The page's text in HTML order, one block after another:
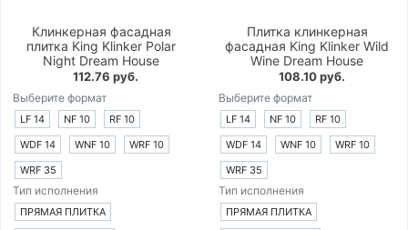
Клинкерная фасадная
плитка King Klinker Polar
Night Dream House
112.76 руб.
Выберите формат
LF 14 NF 10
RF 10
WDF 14
WNF 10
WRF 10
WRF 35
Тип исполнения
ПРЯМАЯ ПЛИТКА
Плитка клинкерная
фасадная King Klinker Wild
Wine Dream House
108.10 руб.
Выберите формат
LF 14 NF 10
RF 10
WDF 14
WNF 10
WRF 10
WRF 35
Тип исполнения
ПРЯМАЯ ПЛИТКА